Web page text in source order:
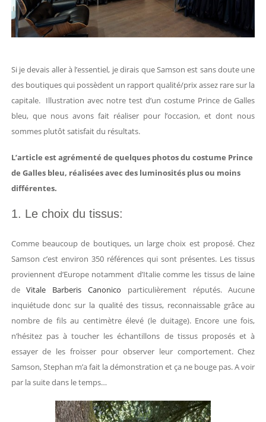
Si je devais aller à l’essentiel, je dirais que Samson est sans doute une
des boutiques qui possèdent un rapport qualité/prix assez rare sur la
capitale. Illustration avec notre test d’un costume Prince de Galles
bleu, que nous avons fait réaliser pour l’occasion, et dont nous
sommes plutôt satisfait du résultats.
L’article est agrémenté de quelques photos du costume Prince
de Galles bleu, réalisées avec des luminosités plus ou moins
différentes.
1. Le choix du tissus:
Comme beaucoup de boutiques, un large choix est proposé. Chez
Samson c’est environ 350 références qui sont présentes. Les tissus
proviennent d’Europe notamment d’Italie comme les tissus de laine
deVitale Barberis Canonico particulièrement réputés. Aucune
inquiétude donc sur la qualité des tissus, reconnaissable grâce au
nombre de fils au centimètre élevé (le duitage). Encore une fois,
n’hésitez pas à toucher les échantillons de tissus proposés et à
essayer de les froisser pour observer leur comportement. Chez
Samson, Stephan m’a fait la démonstration et ça ne bouge pas. A voir
par la suite dans le temps…